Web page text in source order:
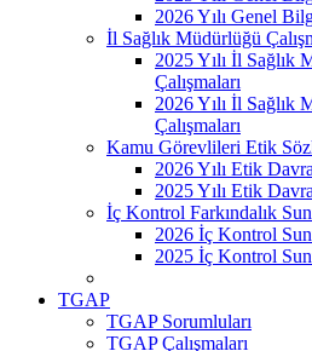
2026 Yılı Genel
İl Sağlık Müdürlüğü
2025 Yılı İl Sağlık
Çalışmaları
2026 Yılı İl Sağlık
Çalışmaları
Kamu Görevlileri Etik
2026 Yılı Etik
2025 Yılı Etik
İç Kontrol Farkındalık
2026 İç Kontrol
2025 İç Kontrol
TGAP
TGAP Sorumluları
TGAP Çalışmaları